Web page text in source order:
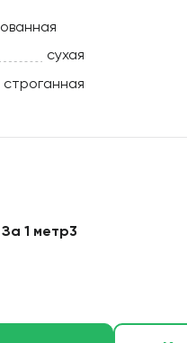
сухая
строганная
За 1 метр3